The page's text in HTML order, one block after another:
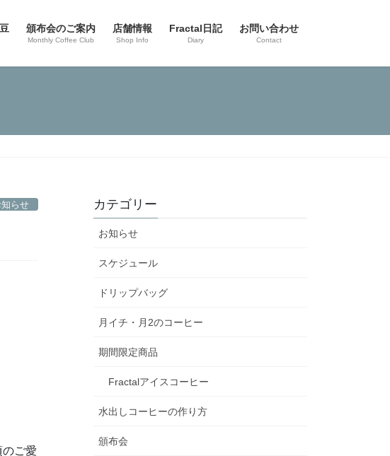
頒布会のご案内
Monthly Coffee Club
店舗情報
Shop Info
Fractal日記
Diary
お問い合わせ
Contact
知らせ
ご愛
カテゴリー
お知らせ
スケジュール
ドリップバッグ
月イチ・月2のコーヒー
期間限定商品
Fractalアイスコーヒー
水出しコーヒーの作り方
頒布会